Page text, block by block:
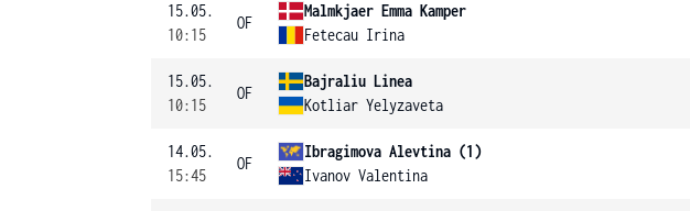
15.05.
10:15
OF
Malmkjaer Emma Kamper
Fetecau Irina
15.05.
10:15
OF
Bajraliu Linea
Kotliar Yelyzaveta
14.05.
15:45
OF
Ibragimova Alevtina (1)
Ivanov Valentina